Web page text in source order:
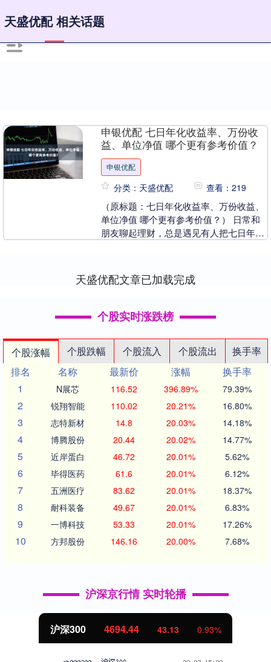
天盛优配 相关话题
申银优配 七日年化收益率、万份收
益、单位净值 哪个更有参考价值？
申银优配
分类：天盛优配 查看：219
（原标题：七日年化收益率、万份收益、
单位净值 哪个更有参考价值？） 日常和
朋友聊起理财，总是遇见有人把七日年化
天盛优配文章已加载完成
个股实时涨跌榜
个股涨幅 个股跌幅 个股流入 个股流出
换手率
排名
名称 最新价 涨幅
换手率
1
N展芯 116.52 396.89% 79.39%
2 锐翔智能 110.02 20.21% 16.80%
3 志特新材 14.8 20.03% 14.18%
4 博腾股份 20.44 20.02% 14.77%
5 近岸蛋白 46.72 20.01% 5.62%
6 毕得医药 61.6 20.01% 6.12%
7 五洲医疗 83.62 20.01% 18.37%
8 耐科装备 49.67 20.01% 6.83%
9 一博科技 53.33 20.01% 17.26%
10 方邦股份 146.16 20.00% 7.68%
沪深京行情 实时轮播
北证50 1134.24 11.37 1.01%